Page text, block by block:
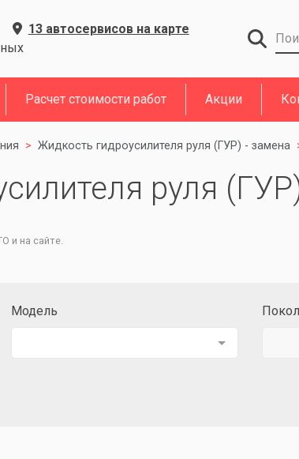
13 автосервисов на карте
Расчет стоимости работ Акции
Жидкость гидроусилителя руля (ГУР) - замена
руля
и на сайте.
Модель